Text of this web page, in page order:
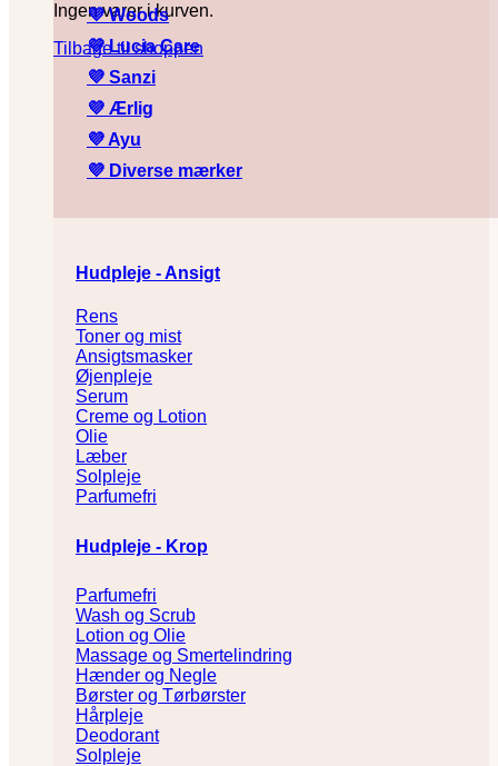
Ingen varer i kurven.
Tilbage til shoppen
💜Woods
💜Lucia Care
💜 Sanzi
💜 Ærlig
💜 Ayu
💜 Diverse mærker
Hudpleje - Ansigt
Rens
Toner og mist
Ansigtsmasker
Øjenpleje
Serum
Creme og Lotion
Olie
Læber
Solpleje
Parfumefri
Hudpleje - Krop
Parfumefri
Wash og Scrub
Lotion og Olie
Massage og Smertelindring
Hænder og Negle
Børster og Tørbørster
Hårpleje
Deodorant
Solpleje